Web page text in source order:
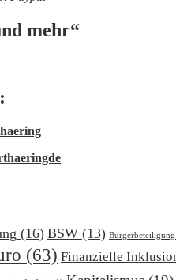
mehr“
(16) BSW (13) Bürgerbeteiligung
(63) Finanzielle